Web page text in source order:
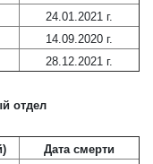
24.01.2021 г.
14.09.2020 г.
28.12.2021 г.
отдел
Дата смерти